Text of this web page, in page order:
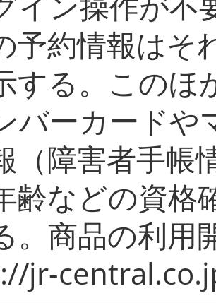
予約情報はそ
する。このほ
バーカードや
（障害者手帳
齢などの資格
。商品の利用
jr-